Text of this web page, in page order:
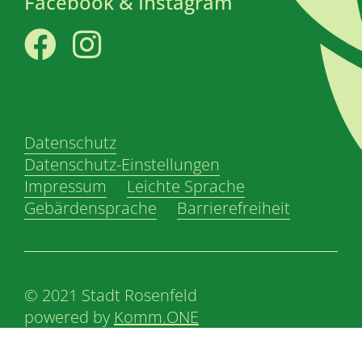
Datenschutz
Datenschutz-Einstellungen
Impressum
Leichte Sprache
Gebärdensprache
Barrierefreiheit
© 2021 Stadt Rosenfeld
powered by Komm.ONE